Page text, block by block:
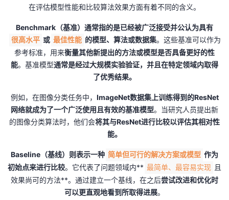
在评估模型性能和比较算法效果方面有着不同的含义。
Benchmark（基准） 通常指的是已经被广泛接受并公认为具有
很高水平 或 最佳性能 的模型、算法或数据集。这些基准可以作为
参考标准，用来衡量其他新提出的方法或模型是否具备更好的性
能。基准模型通常是经过大规模实验验证，并且在特定领域内取得
了优秀结果。
例如，在图像分类任务中， ImageNet数据集上训练得到的ResNet
网络就成为了一个广泛使用且有效的基准模型。当研究人员提出新
的图像分类算法时，他们会将其与ResNet进行比较以评估其相对性
能。
Baseline（基线） 则表示一种 简单但可行的解决方案或模型 作为
初始点来进行比较。它代表了问题领域内** 最简单、最容易实现 且
效果尚可的方法**。通过建立一个基线，在之后尝试改进和优化时
可以更直观地看到所取得进展。